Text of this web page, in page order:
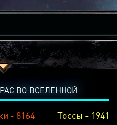
ВО ВСЕЛЕННОЙ
- 8164 Тоссы - 1941